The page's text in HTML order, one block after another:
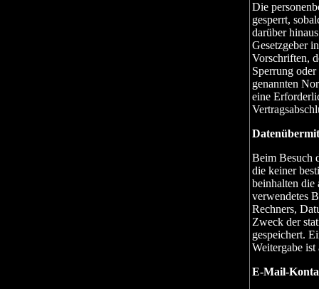
Die
gesperrt,
darüber
Gesetzgeber
Vorschriften,
Sperrung
genannten
eine
Beim Besuch
die keiner
beinhalten
verwendetes
Rechners,
Zweck der
gespeichert.
Weitergabe
E-Mail-